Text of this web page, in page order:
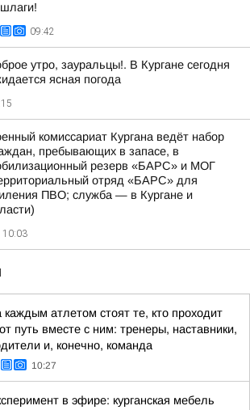
09:42
утро, зауральцы!. В Кургане сегодня
ясная погода
комиссариат Кургана ведёт набор
пребывающих в запасе, в
резерв «БАРС» и МОГ
отряд «БАРС» для
ПВО; служба — в Кургане и
10:03
каждым атлетом стоят те, кто проходит
путь вместе с ним: тренеры, наставники,
и, конечно, команда
10:27
в эфире: курганская мебель